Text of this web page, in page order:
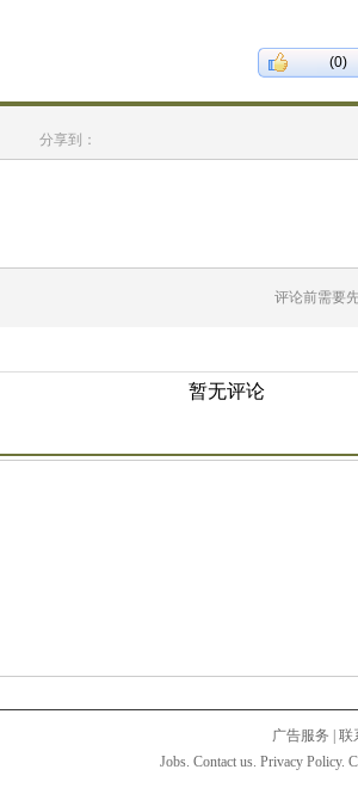
(0)
分享到：
评论前需要
暂无评论
广告服务
联
Jobs. Contact us. Privacy Policy.